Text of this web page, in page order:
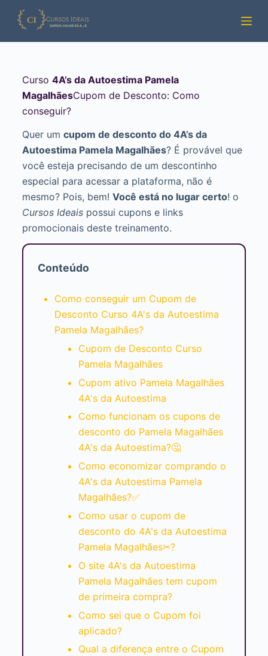
Pular
para
Curso 4A’s da Autoestima Pamela
MagalhãesCupom de Desconto: Como
conseguir?
Quer um cupom de desconto do 4A’s da
Autoestima Pamela Magalhães? É provável que
você esteja precisando de um descontinho
especial para acessar a plataforma, não é
mesmo? Pois, bem! Você está no lugar certo! o
Cursos Ideaispossui cupons e links
promocionais deste treinamento.
Conteúdo
Como conseguir um Cupom de
Desconto Curso 4A's da Autoestima
Pamela Magalhães?
Cupom de Desconto Curso
Pamela Magalhães
Cupom ativo Pamela Magalhães
4A's da Autoestima
Como funcionam os cupons de
desconto do Pamela Magalhães
4A's da Autoestima?🤔
Como economizar comprando o
4A's da Autoestima Pamela
Magalhães?✅
Como usar o cupom de
desconto do 4A's da Autoestima
Pamela Magalhães✂?
O site 4A's da Autoestima
Pamela Magalhães tem cupom
de primeira compra?
Como sei que o Cupom foi
aplicado?
Qual a diferença entre o Cupom